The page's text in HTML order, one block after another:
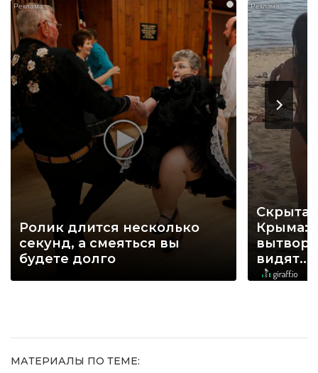
i
Ролик длится несколько
секунд, а смеяться вы
будете долго
Крыма:
видят...
МАТЕРИАЛЫ ПО ТЕМЕ: